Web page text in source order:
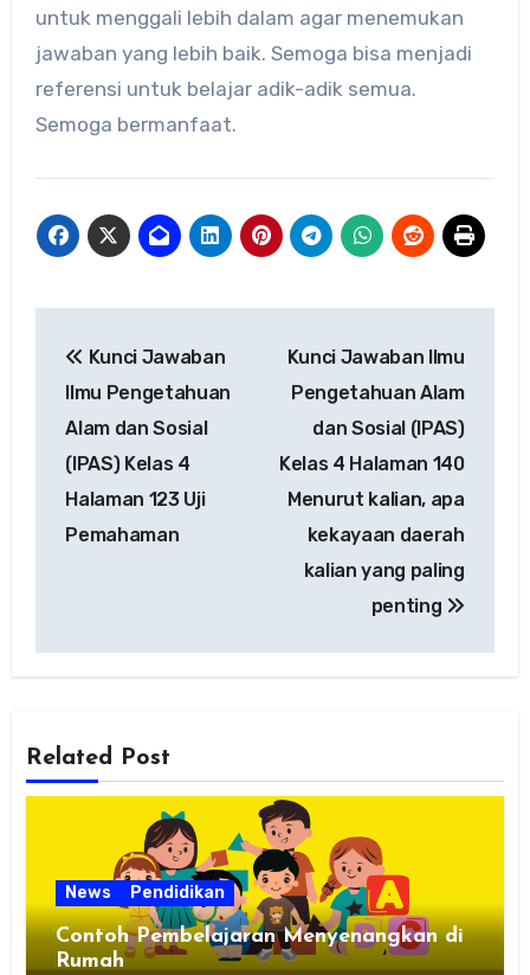
untuk menggali lebih dalam agar menemukan
jawaban yang lebih baik. Semoga bisa menjadi
referensi untuk belajar adik-adik semua.
Semoga bermanfaat.
pos
Kunci Jawaban
Ilmu Pengetahuan
Alam dan Sosial
(IPAS) Kelas 4
Halaman 123 Uji
Pemahaman
Kunci Jawaban Ilmu
Pengetahuan Alam
dan Sosial (IPAS)
Kelas 4 Halaman 140
Menurut kalian, apa
kekayaan daerah
kalian yang paling
penting
Related Post
News Pendidikan
Contoh Pembelajaran Menyenangkan di
Rumah